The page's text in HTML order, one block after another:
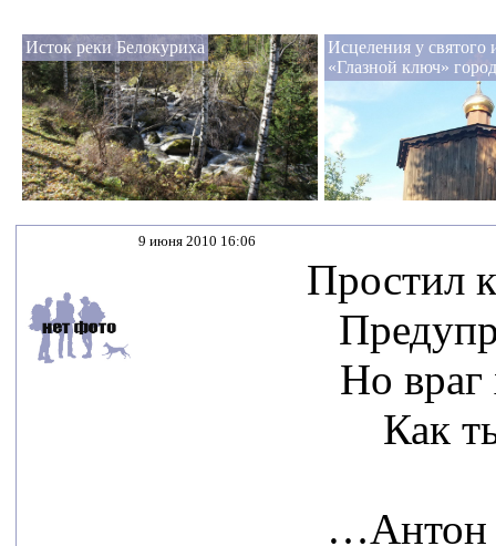
Исток реки Белокуриха
Исцеления у святого
«Глазной ключ»
9 июня 2010 16:06
Простил
Но
Как
…Антон